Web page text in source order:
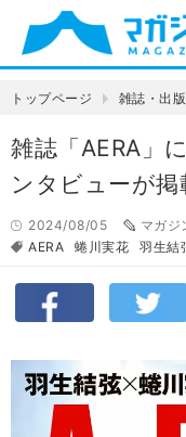
トップページ 雑誌・出版
雑誌「AERA」
ンタビューが
2024/08/05
マガジ
AERA
蜷川実花 羽生結